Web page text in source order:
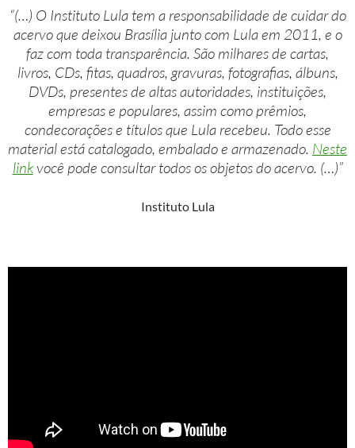
“(…) O Instituto Lula tem a responsabilidade de cuidar do
acervo que deixou Brasília junto com Lula em 2011, e o
faz com toda transparência. São milhares de cartas,
livros, CDs, fitas, quadros, gravuras, fotografias, álbuns,
DVDs, presentes de altas autoridades, instituições,
empresas e populares, assim como prêmios,
condecorações e títulos que Lula recebeu. Todo esse
material está catalogado, embalado e armazenado. Neste
linkvocê pode consultar todos os objetos do acervo. (…)”
Instituto Lula